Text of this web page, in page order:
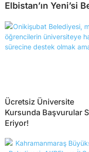
Elbistan’ın Yeni’si
Ücretsiz Üniversite
Kursunda Başvurular
Eriyor!